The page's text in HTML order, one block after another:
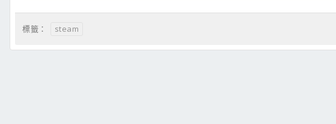
標籤： steam